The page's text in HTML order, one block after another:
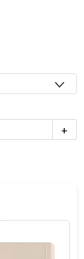
購買「Libra
書金
- 2026/8/9 23:59
並需於 2026/8/9
方可享有資格。一
+